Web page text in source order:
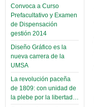
Convoca a Curso
Prefacultativo y Examen
de Dispensación
gestión 2014
Diseño Gráfico es la
nueva carrera de la
UMSA
La revolución paceña
de 1809: con unidad de
la plebe por la libertad…